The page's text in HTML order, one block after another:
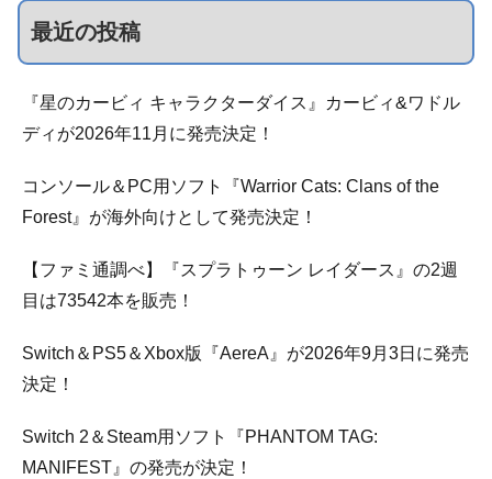
最近の投稿
『星のカービィ キャラクターダイス』カービィ&ワドル
ディが2026年11月に発売決定！
コンソール＆PC用ソフト『Warrior Cats: Clans of the
Forest』が海外向けとして発売決定！
【ファミ通調べ】『スプラトゥーン レイダース』の2週
目は73542本を販売！
Switch＆PS5＆Xbox版『AereA』が2026年9月3日に発売
決定！
Switch 2＆Steam用ソフト『PHANTOM TAG:
MANIFEST』の発売が決定！